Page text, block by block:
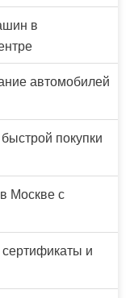
в
автомобилей
покупки
Москве с
и